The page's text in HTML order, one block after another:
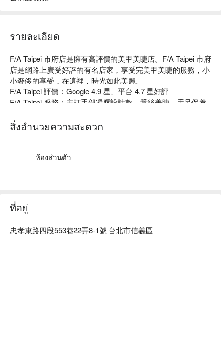
รายละเอียด
F/A Taipei 市府店是擁有高評價的美甲美睫店。F/A Taipei 市府
店是網路上廣受好評的有名店家，享受完美甲美睫的服務，小
小奢侈的享受，在這裡，時光如此美麗。
F/A Taipei 評價：Google 4.9 星、平台 4.7 星好評
F/A Taipei 服務：主打手部凝膠設計款、蠶絲美睫、手足保養
等服務。
F/A Taipei 推薦：美睫美甲都選用很好的材料產品，進口睫毛
F/A Taipei 市府店預約、F/A Taipei 市府店價格立刻查看⬇︎
สิ่งอำนวยความสะดวก
ห้องส่วนตัว
ที่อยู่
忠孝東路四段553巷22弄8-1號 台北市信義區